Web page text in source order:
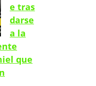
e tras
darse
a la
que